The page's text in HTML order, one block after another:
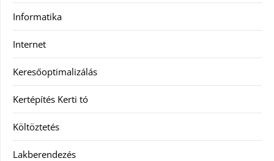
Informatika
Internet
Keresőoptimalizálás
Kertépítés Kerti tó
Költöztetés
Lakberendezés